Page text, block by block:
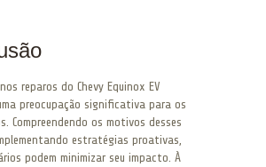
reparos do Chevy Equinox EV
preocupação significativa para os
Compreendendo os motivos desses
estratégias proativas,
podem minimizar seu impacto. À